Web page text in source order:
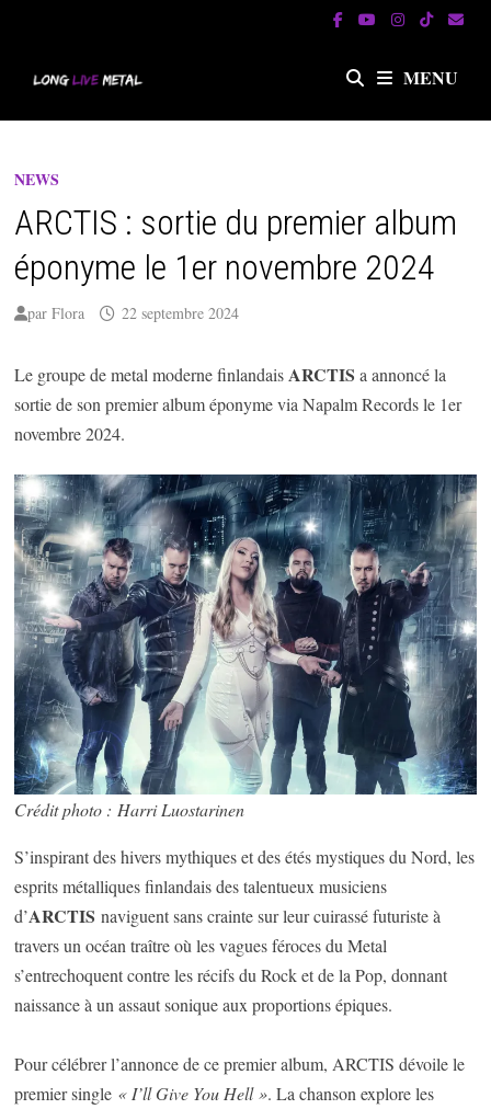
MENU
NEWS
ARCTIS : sortie du premier album
éponyme le 1er novembre 2024
parFlora 22 septembre 2024
Le groupe de metal moderne finlandais ARCTIS a annoncé la
sortie de son premier album éponyme via Napalm Records le 1er
novembre 2024.
Crédit photo : Harri Luostarinen
S’inspirant des hivers mythiques et des étés mystiques du Nord, les
esprits métalliques finlandais des talentueux musiciens
d’ARCTIS naviguent sans crainte sur leur cuirassé futuriste à
travers un océan traître où les vagues féroces du Metal
s’entrechoquent contre les récifs du Rock et de la Pop, donnant
naissance à un assaut sonique aux proportions épiques.
Pour célébrer l’annonce de ce premier album, ARCTIS dévoile le
premier single « I’ll Give You Hell ». La chanson explore les